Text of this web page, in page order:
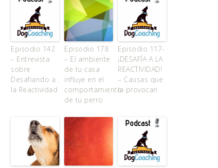
Episodio 142
– Entrevista
sobre
Desafiando a
la Reactividad
Episodio 178
– El ambiente
de tu casa
influye en el
comportamiento
de tu perro
Episodio 117-
¡DESAFÍA A LA
REACTIVIDAD!
– Causas que
la provocan